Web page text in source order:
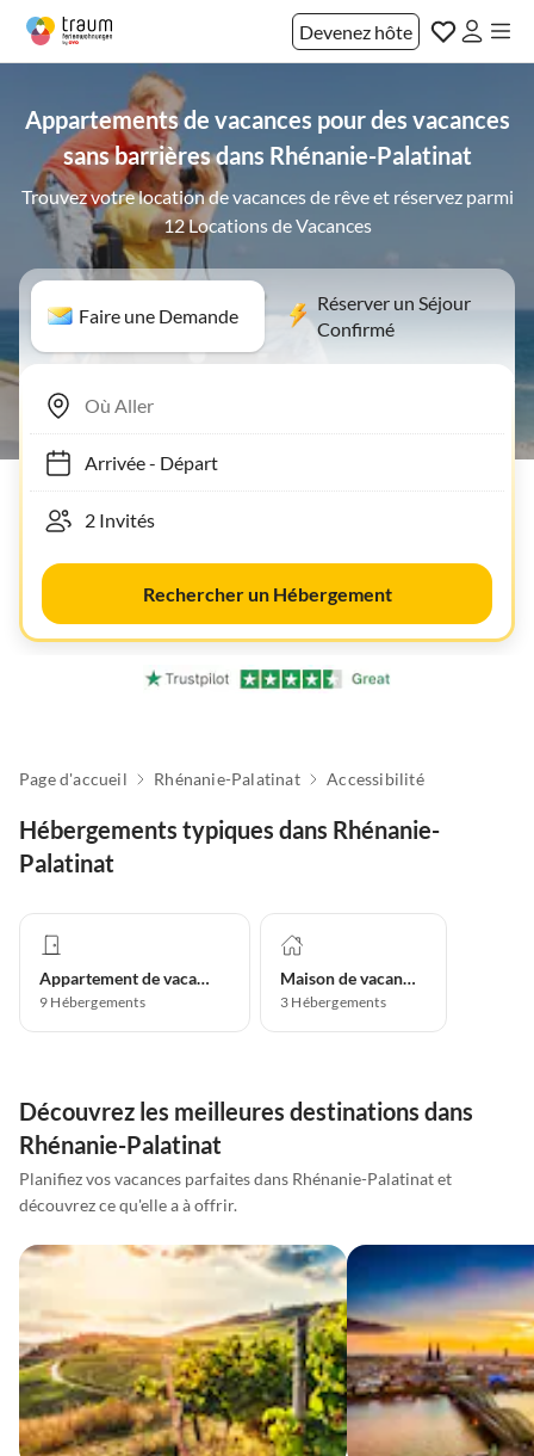
Devenez hôte
Appartements de vacances pour des vacances
sans barrières dans Rhénanie-Palatinat
Trouvez votre location de vacances de rêve et réservez parmi
12 Locations de Vacances
Faire une Demande
Réserver un Séjour
Confirmé
Arrivée- Départ
Rechercher un Hébergement
Page d'accueil Rhénanie-Palatinat Accessibilité
Hébergements typiques dans Rhénanie-
Palatinat
Appartement de vacances
9 Hébergements
Maison de vacances
3 Hébergements
Découvrez les meilleures destinations dans
Rhénanie-Palatinat
Planifiez vos vacances parfaites dans Rhénanie-Palatinat et
découvrez ce qu'elle a à offrir.